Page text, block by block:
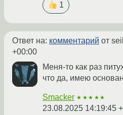
1
Ответ на: комментарий от
+00:00
Меня-то как раз
что да, имею
Smacker ★★★★★
23.08.2025 14:19:45